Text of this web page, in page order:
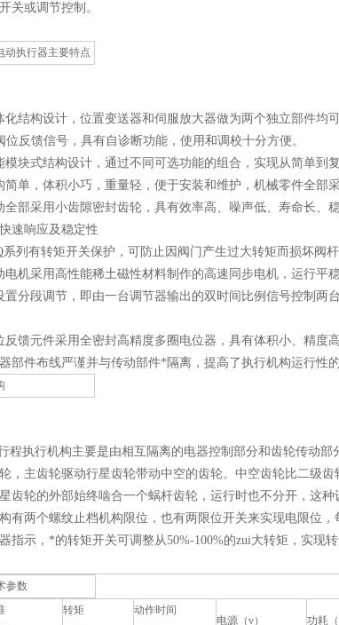
关或调节控制。
动执行器主要特点
化结构设计，位置变送器和伺服放大器做为两个独立部件均
位反馈信号，具有自诊断功能，使用和调校十分方便。
模块式结构设计，通过不同可选功能的组合，实现从简单到
简单，体积小巧，重量轻，便于安装和维护，机械零件全部
全部采用小齿隙密封齿轮，具有效率高、噪声低、寿命长
速响应及稳定性
系列有转矩开关保护，可防止因阀门产生过大转矩而损坏阀杆
电机采用高性能稀土磁性材料制作的高速同步电机，运行平
置分段调节，即由一台调节器输出的双时间比例信号控制两
反馈元件采用全密封高精度多圈电位器，具有体积小、精
部件布线严谨并与传动部件*隔离，提高了执行机构运行性的
程执行机构主要是由相互隔离的电器控制部分和齿轮传动
，主齿轮驱动行星齿轮带动中空的齿轮。中空齿轮比二级
齿轮的外部始终啮合一个蜗杆齿轮，运行时也不分开，这
有两个螺纹止档机构限位，也有两限位开关来实现电限位
指示，*的转矩开关可调整从50%-100%的zui大转矩，实现
参数
转矩
动作时间
电源（v） 功耗（